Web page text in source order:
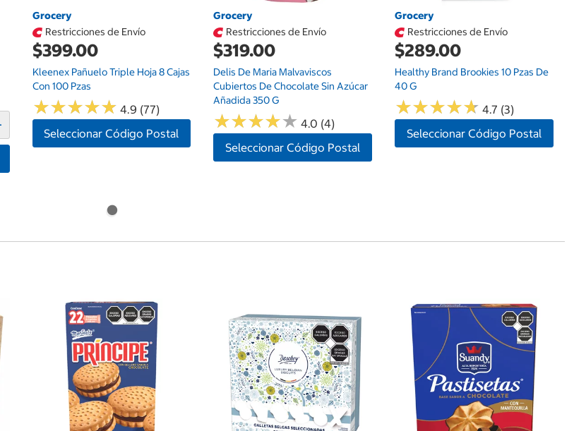
Grocery
Restricciones de Envío
$399.00
Kleenex Pañuelo Triple Hoja 8 Cajas
Con 100 Pzas
★★★★★
★★★★★ 4.9 (77)
Seleccionar Código Postal
Grocery
Restricciones de Envío
$319.00
Delis De Maria Malvaviscos
Cubiertos De Chocolate Sin Azúcar
Añadida 350 G
★★★★★
★★★★★ 4.0 (4)
Seleccionar Código Postal
Grocery
Restricciones de Envío
$289.00
Healthy Brand Brookies 10 Pzas De
40 G
★★★★★
★★★★★ 4.7 (3)
Seleccionar Código Postal